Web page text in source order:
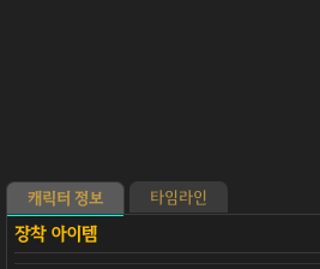
캐릭터 정보 타임라인